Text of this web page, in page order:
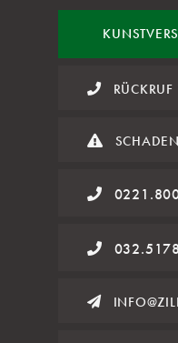
KUNST